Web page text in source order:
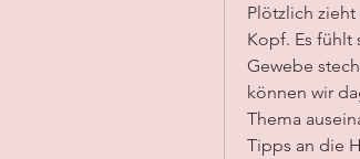
Plötzlich
Kopf. Es fühlt
Gewebe
können wir
Thema
Tipps an die